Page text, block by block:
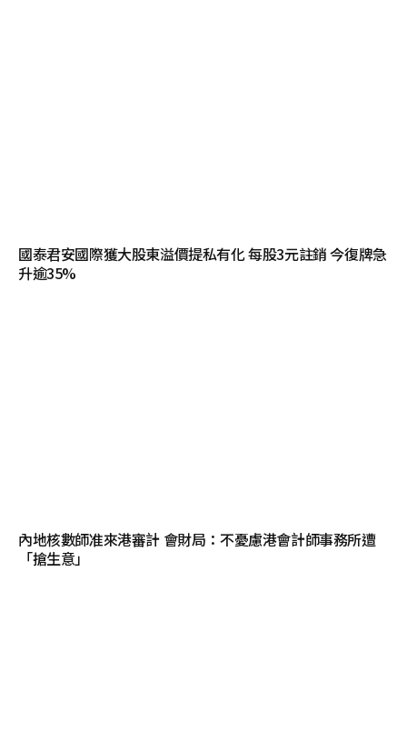
國泰君安國際獲大股東溢價提私有化 每股3元註銷 今復牌急
升逾35%
內地核數師准來港審計 會財局：不憂慮港會計師事務所遭
「搶生意」